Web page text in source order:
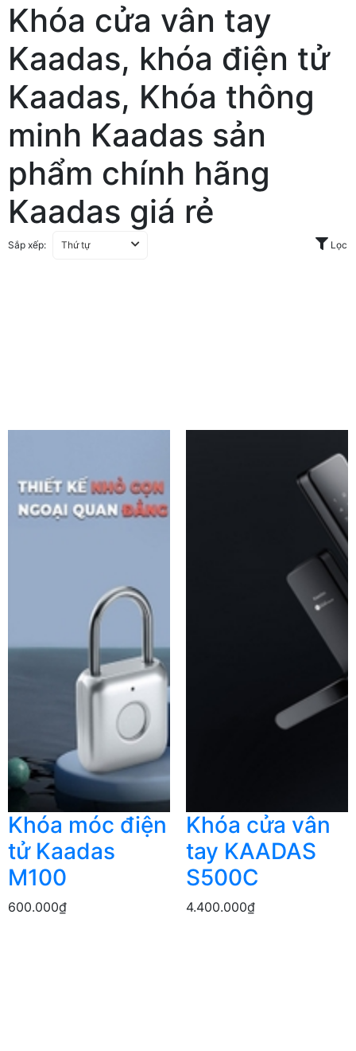
Khóa cửa vân tay
Kaadas, khóa điện tử
Kaadas, Khóa thông
minh Kaadas sản
phẩm chính hãng
Kaadas giá rẻ
Sắp xếp: Thứ tự Lọc
Khóa móc điện
tử Kaadas
M100
600.000₫
Khóa cửa vân
tay KAADAS
S500C
4.400.000₫